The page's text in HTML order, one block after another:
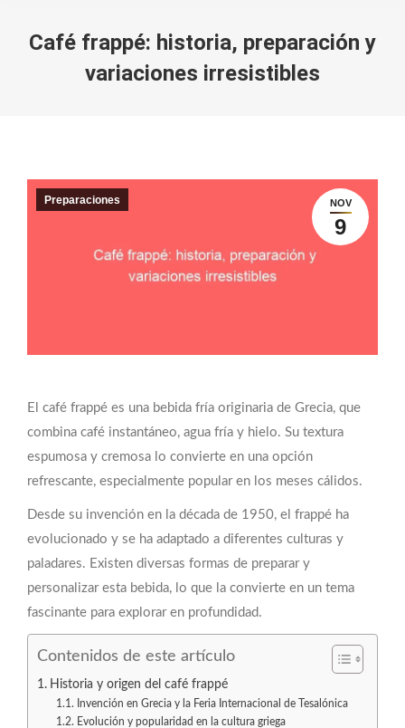
Café frappé: historia, preparación y
variaciones irresistibles
NOV
9
Preparaciones
El café frappé es una bebida fría originaria de Grecia, que
combina café instantáneo, agua fría y hielo. Su textura
espumosa y cremosa lo convierte en una opción
refrescante, especialmente popular en los meses cálidos.
Desde su invención en la década de 1950, el frappé ha
evolucionado y se ha adaptado a diferentes culturas y
paladares. Existen diversas formas de preparar y
personalizar esta bebida, lo que la convierte en un tema
fascinante para explorar en profundidad.
Contenidos de este artículo
Historia y origen del café frappé
Invención en Grecia y la Feria Internacional de Tesalónica
Evolución y popularidad en la cultura griega